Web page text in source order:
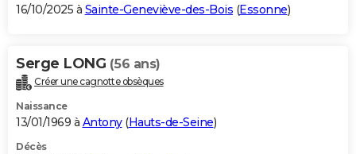
16/10/2025 à Sainte-Geneviève-des-Bois (Essonne)
Serge LONG (56 ans)
Créer une cagnotte obsèques
Naissance
13/01/1969 à Antony(Hauts-de-Seine)
Décès